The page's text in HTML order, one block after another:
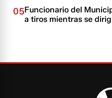
05Funcionario del
a tiros mientras se